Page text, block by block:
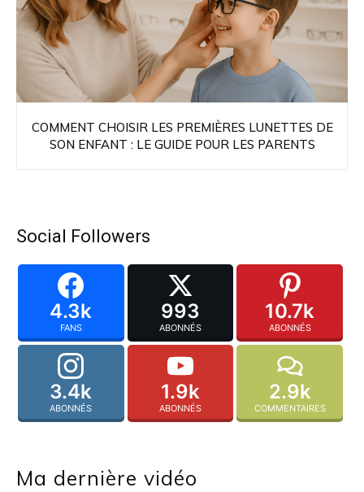
COMMENT CHOISIR LES PREMIÈRES LUNETTES DE
SON ENFANT : LE GUIDE POUR LES PARENTS
Social Followers
4.3k
FANS
993
ABONNÉS
10.7k
ABONNÉS
3.4k
ABONNÉS
1.9k
ABONNÉS
2.9k
COMMENTAIRES
Ma dernière vidéo